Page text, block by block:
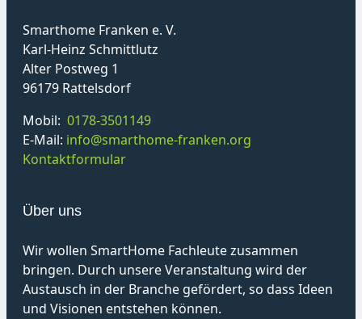
Smarthome Franken e. V.
Karl-Heinz Schmittlutz
Alter Postweg 1
96179 Rattelsdorf
Mobil: 0178-3501149
E-Mail: info@smarthome-franken.org
Kontaktformular
Über uns
Wir wollen SmartHome Fachleute zusammen
bringen. Durch unsere Veranstaltung wird der
Austausch in der Branche gefördert, so dass Ideen
und Visionen entstehen können.